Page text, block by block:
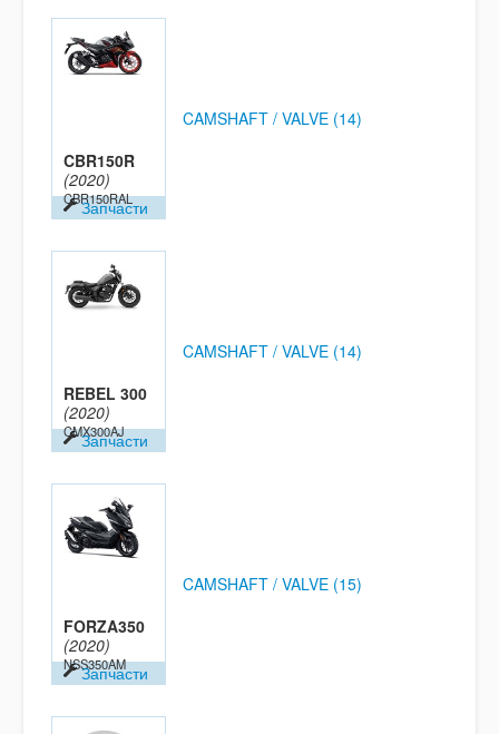
CBR150R
(2020)
CBR150RAL
Запчасти
CAMSHAFT / VALVE (14)
REBEL 300
(2020)
CMX300AJ
Запчасти
CAMSHAFT / VALVE (14)
FORZA350
(2020)
NSS350AM
Запчасти
CAMSHAFT / VALVE (15)